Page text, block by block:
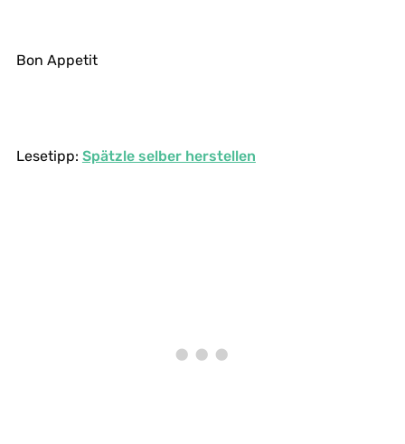
Bon Appetit
Lesetipp: Spätzle selber herstellen